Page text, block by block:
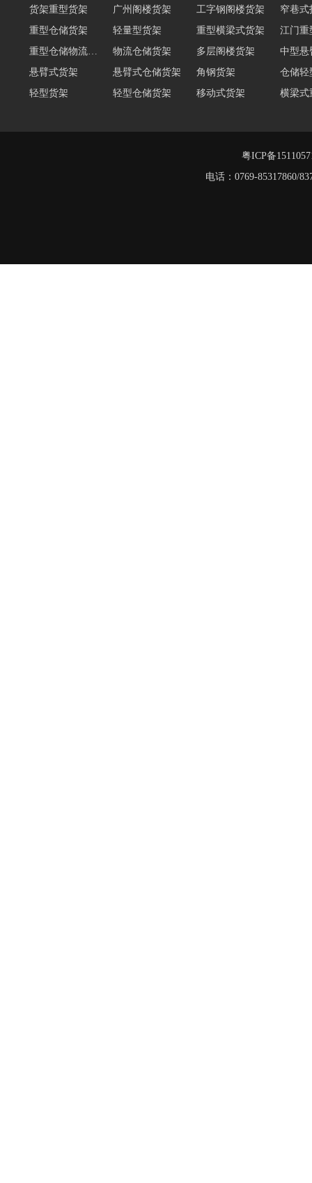
货架重型货架
广州阁楼货架 工字钢阁楼货架
窄巷式
重型仓储货架
轻量型货架 重型横梁式货架
江门重
物流仓储货架 多层阁楼货架
中型悬
悬臂式货架
悬臂式仓储货架 角钢货架
仓储轻
轻型货架
轻型仓储货架 移动式货架
横梁式
仓储货架品牌
阁楼式仓库货架
粤ICP备
电话：0769-85317860/